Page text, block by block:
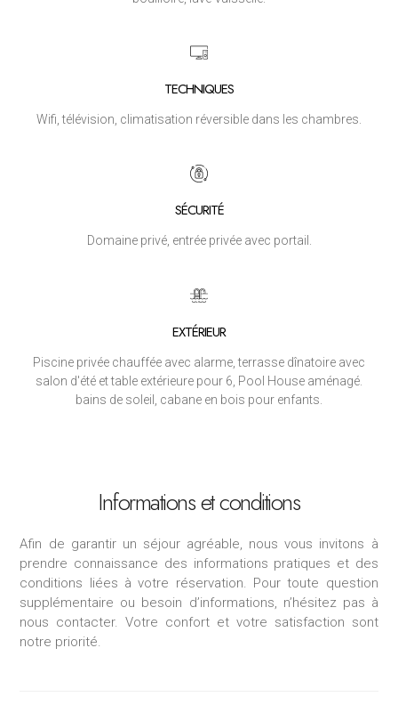
TECHNIQUES
Wifi, télévision, climatisation réversible dans les chambres.
SÉCURITÉ
Domaine privé, entrée privée avec portail.
EXTÉRIEUR
Piscine privée chauffée avec alarme, terrasse dînatoire avec
salon d'été et table extérieure pour 6, Pool House aménagé.
bains de soleil, cabane en bois pour enfants.
Informations et conditions
Afin de garantir un séjour agréable, nous vous invitons à
prendre connaissance des informations pratiques et des
conditions liées à votre réservation. Pour toute question
supplémentaire ou besoin d’informations, n’hésitez pas à
nous contacter. Votre confort et votre satisfaction sont
notre priorité.